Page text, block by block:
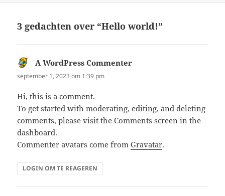
3 gedachten over “Hello world!”
A WordPress Commenter
september 1, 2023 om 1:39 pm
Hi, this is a comment.
To get started with moderating, editing, and deleting
comments, please visit the Comments screen in the
dashboard.
Commenter avatars come fromGravatar.
LOGIN OM TE REAGEREN